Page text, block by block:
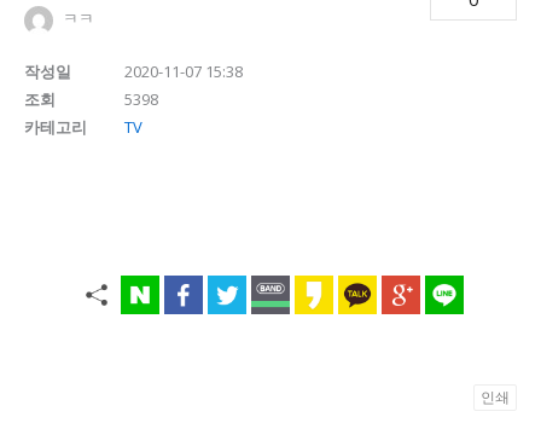
ㅋㅋ
작성일
2020-11-07 15:38
조회
5398
카테고리
TV
인쇄